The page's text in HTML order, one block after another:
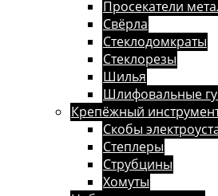
Просекатели
Свёрла
Стеклодомкраты
Стеклорезы
Шилья
Шлифовальные
Крепёжный
Скобы
Степлеры
Струбцины
Хомуты